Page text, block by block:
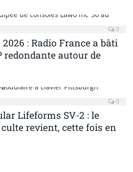
0
: Radio France a bâti
redondante autour de
0
Lifeforms SV-2 : le
revient, cette fois en